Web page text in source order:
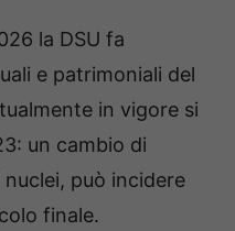
la DSU fa
e patrimoniali del
in vigore si
un cambio di
può incidere
finale.